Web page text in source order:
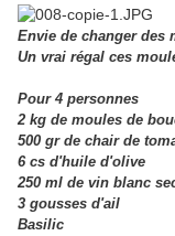
Envie de changer des
Un vrai régal ces
Pour 4 personnes
2 kg de moules de
500 gr de chair de
6 cs d'huile d'olive
250 ml de vin blanc
3 gousses d'ail
Basilic